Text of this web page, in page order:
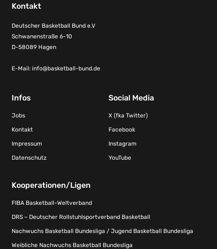
Kontakt
Deutscher Basketball Bund e.V
Schwanenstraße 6-10
D-58089 Hagen
E-Mail: info@basketball-bund.de
Infos
Jobs
Kontakt
Impressum
Datenschutz
Social Media
X (fka Twitter)
Facebook
Instagram
YouTube
Kooperationen/Ligen
FIBA Basketball-Weltverband
DRS – Deutscher Rollstuhlsportverband Basketball
Nachwuchs Basketball Bundesliga / Jugend Basketball Bundesliga
Weibliche Nachwuchs Basketball Bundesliga